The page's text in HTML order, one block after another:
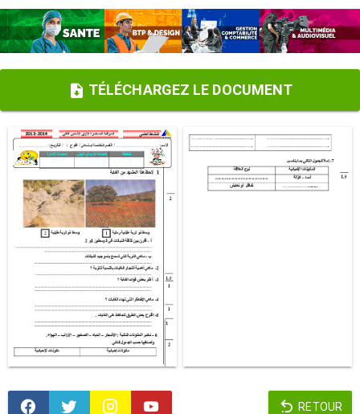
TÉLÉCHARGEZ LE DOCUMENT
RETOUR